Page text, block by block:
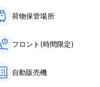
荷物保管場所
フロント(時間限定)
自動販売機